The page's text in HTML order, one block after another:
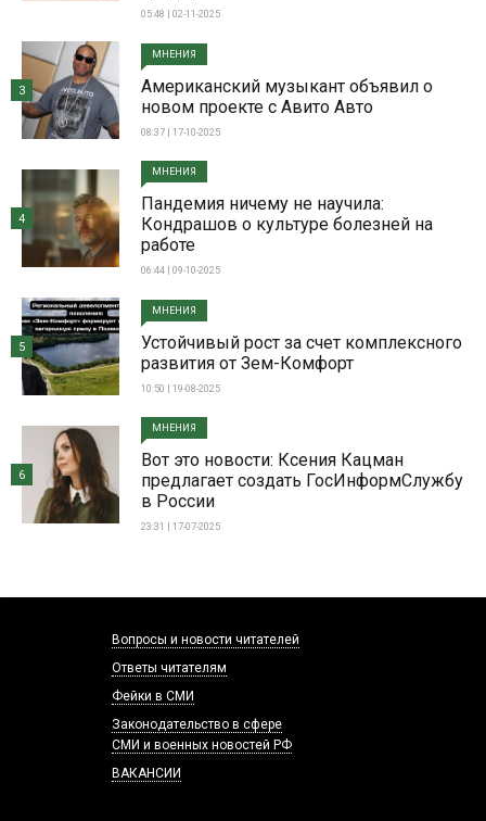
05:48 | 02-11-2025
МНЕНИЯ
Американский музыкант объявил о
новом проекте с Авито Авто
08:37 | 17-10-2025
3
МНЕНИЯ
Пандемия ничему не научила:
Кондрашов о культуре болезней на
работе
06:44 | 09-10-2025
4
МНЕНИЯ
Устойчивый рост за счет комплексного
развития от Зем-Комфорт
10:50 | 19-08-2025
5
МНЕНИЯ
Вот это новости: Ксения Кацман
предлагает создать ГосИнформСлужбу
в России
23:31 | 17-07-2025
6
Вопросы и новости читателей
Ответы читателям
Фейки в СМИ
Законодательство в сфере
СМИ и военных новостей РФ
ВАКАНСИИ